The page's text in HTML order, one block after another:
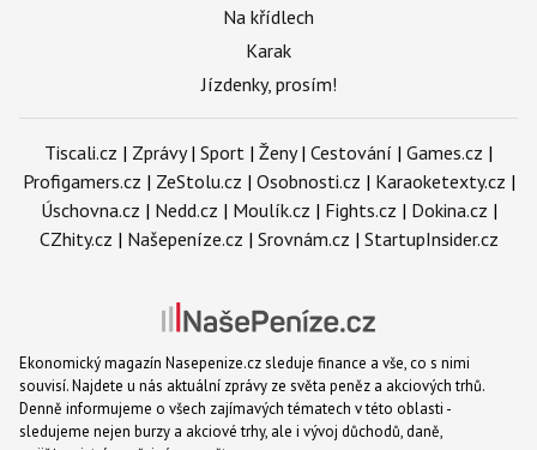
Na křídlech
Karak
Jízdenky, prosím!
Tiscali.cz | Zprávy| Sport | Ženy| Cestování | Games.cz |
Profigamers.cz | ZeStolu.cz | Osobnosti.cz | Karaoketexty.cz |
Úschovna.cz | Nedd.cz | Moulík.cz | Fights.cz | Dokina.cz |
CZhity.cz | Našepeníze.cz | Srovnám.cz | StartupInsider.cz
Ekonomický magazín Nasepenize.cz sleduje finance a vše, co s nimi
souvisí. Najdete u nás aktuální zprávy ze světa peněz a akciových trhů.
Denně informujeme o všech zajímavých tématech v této oblasti -
sledujeme nejen burzy a akciové trhy, ale i vývoj důchodů, daně,